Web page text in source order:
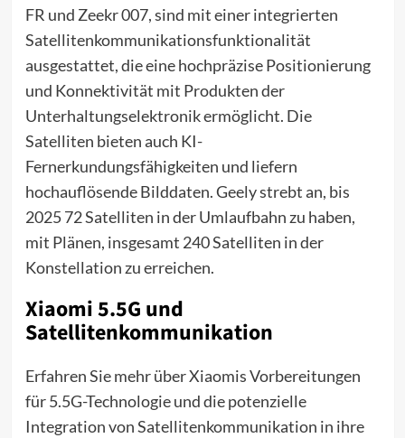
FR und Zeekr 007, sind mit einer integrierten
Satellitenkommunikationsfunktionalität
ausgestattet, die eine hochpräzise Positionierung
und Konnektivität mit Produkten der
Unterhaltungselektronik ermöglicht. Die
Satelliten bieten auch KI-
Fernerkundungsfähigkeiten und liefern
hochauflösende Bilddaten. Geely strebt an, bis
2025 72 Satelliten in der Umlaufbahn zu haben,
mit Plänen, insgesamt 240 Satelliten in der
Konstellation zu erreichen.
Xiaomi 5.5G und
Satellitenkommunikation
Erfahren Sie mehr über Xiaomis Vorbereitungen
für 5.5G-Technologie und die potenzielle
Integration von Satellitenkommunikation in ihre